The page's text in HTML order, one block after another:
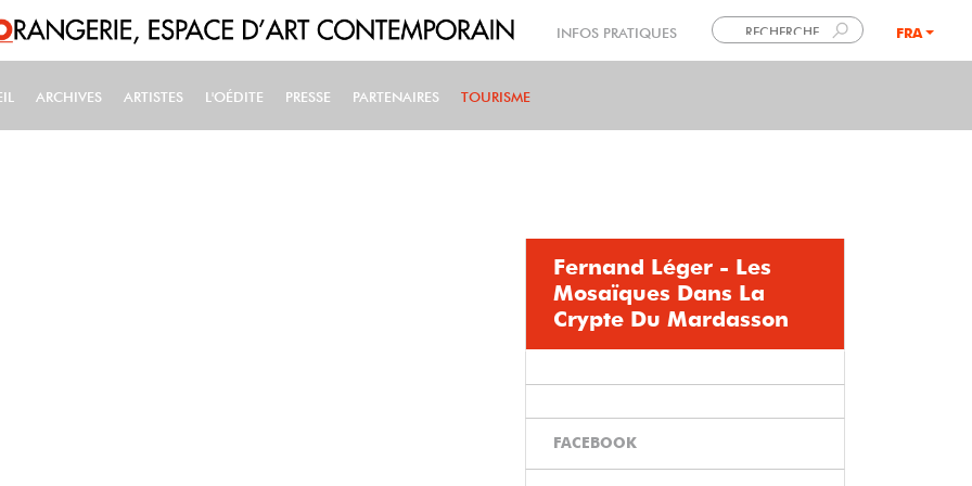
INFOS PRATIQUES FRA
NAVIGATION
ARCHIVES ARTISTES L'OÉDITE PRESSE PARTENAIRES TOURISME
Fernand Léger - Les
Mosaïques Dans La
Crypte Du Mardasson
FACEBOOK